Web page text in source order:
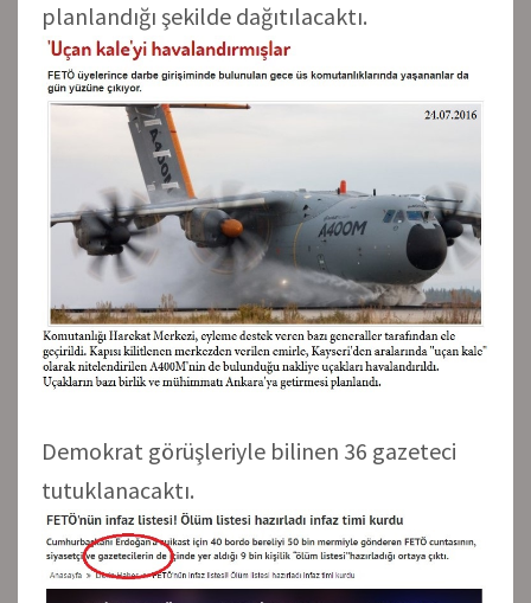
planlandığı şekilde dağıtılacaktı.
Demokrat görüşleriyle bilinen 36 gazeteci
tutuklanacaktı.